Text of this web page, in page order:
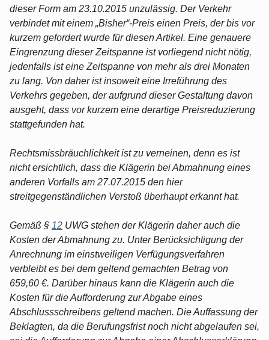
dieser Form am 23.10.2015 unzulässig. Der Verkehr
verbindet mit einem „Bisher“-Preis einen Preis, der bis vor
kurzem gefordert wurde für diesen Artikel. Eine genauere
Eingrenzung dieser Zeitspanne ist vorliegend nicht nötig,
jedenfalls ist eine Zeitspanne von mehr als drei Monaten
zu lang. Von daher ist insoweit eine Irreführung des
Verkehrs gegeben, der aufgrund dieser Gestaltung davon
ausgeht, dass vor kurzem eine derartige Preisreduzierung
stattgefunden hat.
Rechtsmissbräuchlichkeit ist zu verneinen, denn es ist
nicht ersichtlich, dass die Klägerin bei Abmahnung eines
anderen Vorfalls am 27.07.2015 den hier
streitgegenständlichen Verstoß überhaupt erkannt hat.
Gemäß § 12 UWG stehen der Klägerin daher auch die
Kosten der Abmahnung zu. Unter Berücksichtigung der
Anrechnung im einstweiligen Verfügungsverfahren
verbleibt es bei dem geltend gemachten Betrag von
659,60 €. Darüber hinaus kann die Klägerin auch die
Kosten für die Aufforderung zur Abgabe eines
Abschlussschreibens geltend machen. Die Auffassung der
Beklagten, da die Berufungsfrist noch nicht abgelaufen sei,